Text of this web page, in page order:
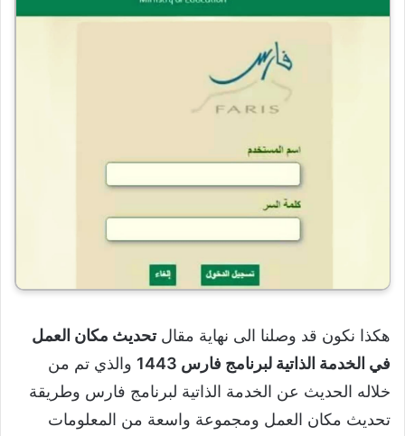
هكذا نكون قد وصلنا الى نهاية مقالتحديث مكان العمل
في الخدمة الذاتية لبرنامج فارس 1443
والذي تم من
خلاله الحديث عن الخدمة الذاتية لبرنامج فارس وطريقة
تحديث مكان العمل ومجموعة واسعة من المعلومات